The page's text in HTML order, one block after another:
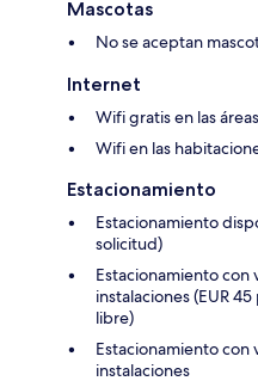
Mascotas
No se aceptan
Internet
Wifi gratis en las
Wifi en las
Estacionamiento
Estacionamiento
solicitud)
Estacionamiento con
instalaciones (EUR
libre)
Estacionamiento con
instalaciones